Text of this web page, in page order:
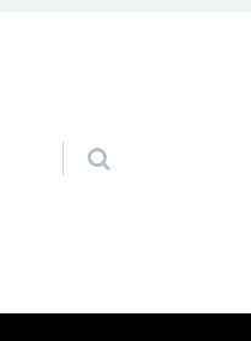
Pular para o conteúdo